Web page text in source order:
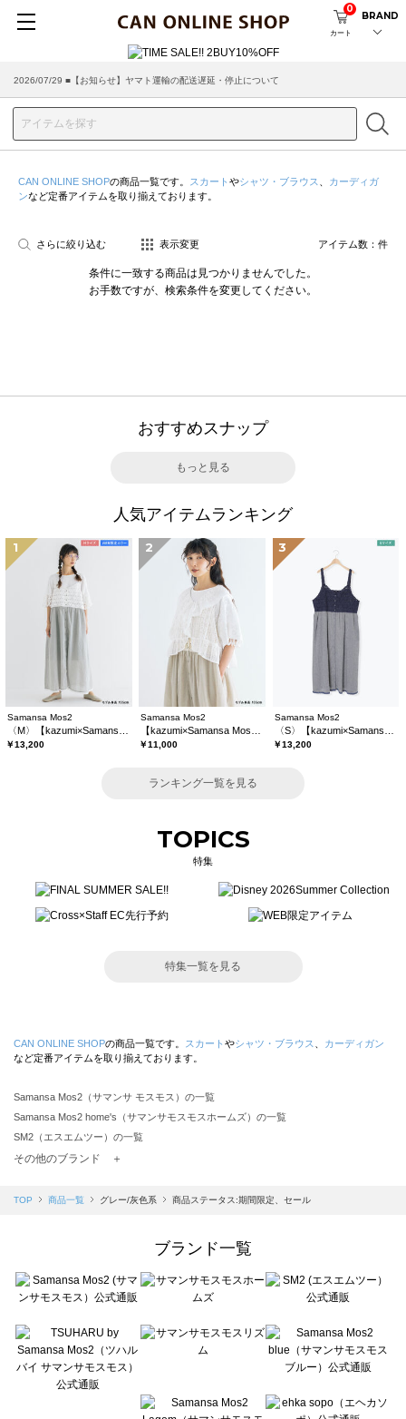
カート
0
BRAND
2026/07/29 ■【お知らせ】ヤマト運輸の配送遅延・停止について
CAN ONLINE SHOPの商品一覧です。 スカート やシャツ・ブラウス
カーディガ
ンなど定番アイテムを取り揃えております。
さらに絞り込む 表示変更 アイテム数： 件
条件に一致する商品は見つかりませんでした。
お手数ですが、検索条件を変更してください。
おすすめスナップ
もっと見る
人気アイテムランキング
1
Samansa Mos2
￥13,200
2
Samansa Mos2
￥11,000
3
Samansa Mos2
￥13,200
ランキング一覧を見る
TOPICS
特集
特集一覧を見る
CAN ONLINE SHOPの商品一覧です。 スカート やシャツ・ブラウス
カーディガン
など定番アイテムを取り揃えております。
Samansa Mos2（サマンサ モスモス）の一覧
Samansa Mos2 home's（サマンサモスモスホームズ）の一覧
SM2（エスエムツー）の一覧
TSUHARU by Samansa Mos2（ツハルバイサマンサモスモス）の一覧
Samansa Mos2 blue（サマンサモスモス ブルー）の一覧
Te chichi（テチチ）の一覧
Te chichi CLASSIC（テチチ クラシック）の一覧
Lugnoncure（ルノンキュール）の一覧
BETTY'S BLUE（べティーズブルー）の一覧
Wpc.（ワールドパーティー）の一覧
その他のブランド ＋
TOP 商品一覧 グレー/灰色系 商品ステータス:期間限定、セール
ブランド一覧